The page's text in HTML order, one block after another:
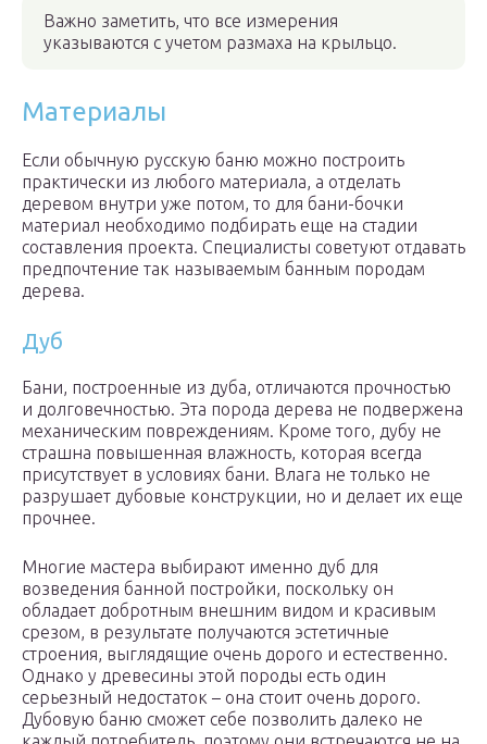
Важно заметить, что все измерения
указываются с учетом размаха на крыльцо.
Материалы
Если обычную русскую баню можно построить
практически из любого материала, а отделать
деревом внутри уже потом, то для бани-бочки
материал необходимо подбирать еще на стадии
составления проекта. Специалисты советуют отдавать
предпочтение так называемым банным породам
дерева.
Дуб
Бани, построенные из дуба, отличаются прочностью
и долговечностью. Эта порода дерева не подвержена
механическим повреждениям. Кроме того, дубу не
страшна повышенная влажность, которая всегда
присутствует в условиях бани. Влага не только не
разрушает дубовые конструкции, но и делает их еще
прочнее.
Многие мастера выбирают именно дуб для
возведения банной постройки, поскольку он
обладает добротным внешним видом и красивым
срезом, в результате получаются эстетичные
строения, выглядящие очень дорого и естественно.
Однако у древесины этой породы есть один
серьезный недостаток – она стоит очень дорого.
Дубовую баню сможет себе позволить далеко не